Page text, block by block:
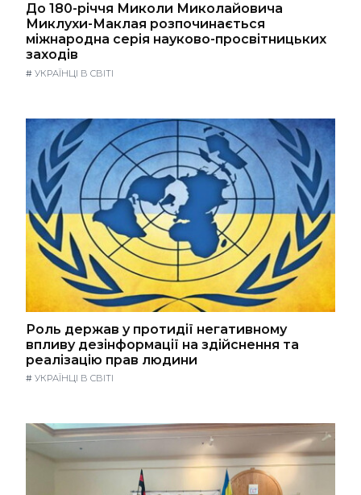
До 180-річчя Миколи Миколайовича
Миклухи-Маклая розпочинається
міжнародна серія науково-просвітницьких
заходів
# УКРАЇНЦІ В СВІТІ
Роль держав у протидії негативному
впливу дезінформації на здійснення та
реалізацію прав людини
# УКРАЇНЦІ В СВІТІ